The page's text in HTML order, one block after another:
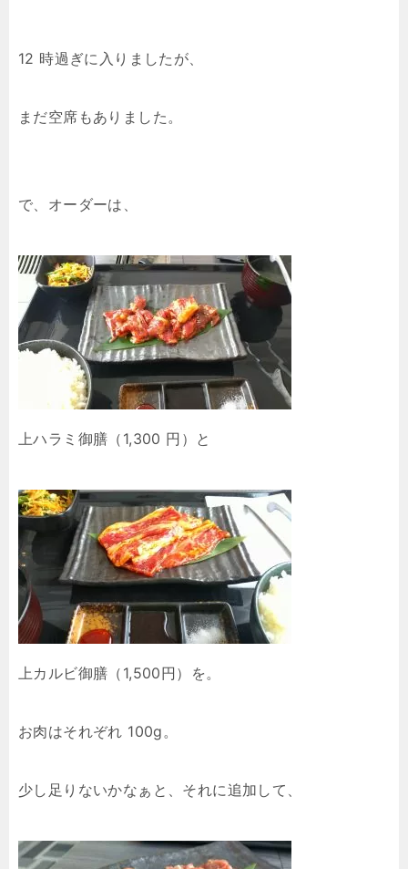
12 時過ぎに入りましたが、
まだ空席もありました。
で、オーダーは、
上ハラミ御膳（1,300 円）と
上カルビ御膳（1,500円）を。
お肉はそれぞれ 100g。
少し足りないかなぁと、それに追加して、